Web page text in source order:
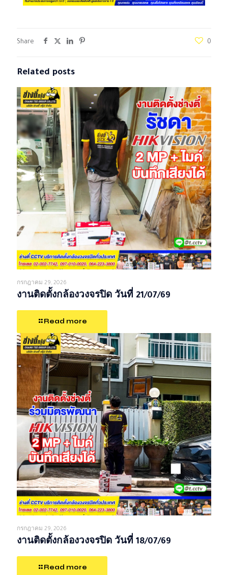
Share 0
Related posts
กรกฎาคม 29, 2026
งานติดตั้งกล้องวงจรปิด วันที่ 21/07/69
Read more
กรกฎาคม 29, 2026
งานติดตั้งกล้องวงจรปิด วันที่ 18/07/69
Read more